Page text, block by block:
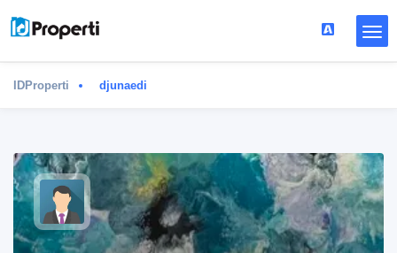
IDProperti djunaedi